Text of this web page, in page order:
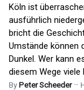
Köln ist
ausführlich
bricht die
Umstände können
Dunkel. Wer kann
diesem Wege viele
By Peter Scheeder